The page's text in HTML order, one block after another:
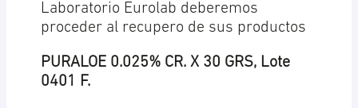
Laboratorio Eurolab deberemos
proceder al recupero de sus productos
PURALOE 0.025% CR. X 30 GRS, Lote
0401 F.